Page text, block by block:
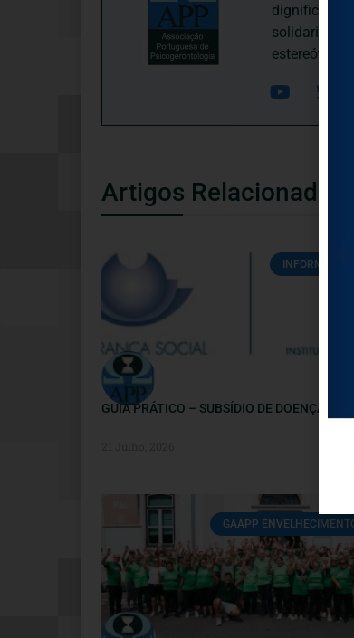
estereótipos
Artigos Relacionados
GUIA PRÁTICO – SUBSÍDIO DE DOENÇA
GAAPP